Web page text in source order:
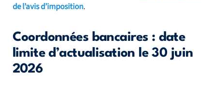
de l’avis d’imposition.
Coordonnées bancaires : date
limite d’actualisation le 30 juin
2026